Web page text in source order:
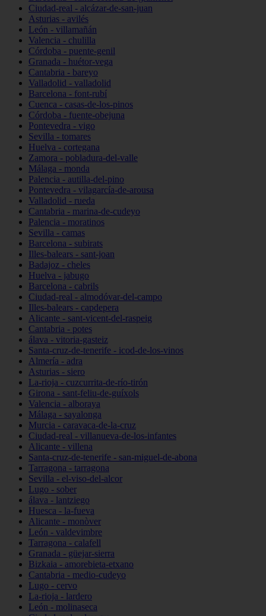
Ciudad-real - alcázar-de-san-juan
Asturias - avilés
León - villamañán
Valencia - chulilla
Córdoba - puente-genil
Granada - huétor-vega
Cantabria - bareyo
Valladolid - valladolid
Barcelona - font-rubí
Cuenca - casas-de-los-pinos
Córdoba - fuente-obejuna
Pontevedra - vigo
Sevilla - tomares
Huelva - cortegana
Zamora - pobladura-del-valle
Málaga - monda
Palencia - autilla-del-pino
Pontevedra - vilagarcía-de-arousa
Valladolid - rueda
Cantabria - marina-de-cudeyo
Palencia - moratinos
Sevilla - camas
Barcelona - subirats
Illes-balears - sant-joan
Badajoz - cheles
Huelva - jabugo
Barcelona - cabrils
Ciudad-real - almodóvar-del-campo
Illes-balears - capdepera
Alicante - sant-vicent-del-raspeig
Cantabria - potes
álava - vitoria-gasteiz
Santa-cruz-de-tenerife - icod-de-los-vinos
Almería - adra
Asturias - siero
La-rioja - cuzcurrita-de-río-tirón
Girona - sant-feliu-de-guíxols
Valencia - alboraya
Málaga - sayalonga
Murcia - caravaca-de-la-cruz
Ciudad-real - villanueva-de-los-infantes
Alicante - villena
Santa-cruz-de-tenerife - san-miguel-de-abona
Tarragona - tarragona
Sevilla - el-viso-del-alcor
Lugo - sober
álava - lantziego
Huesca - la-fueva
Alicante - monòver
León - valdevimbre
Tarragona - calafell
Granada - güejar-sierra
Bizkaia - amorebieta-etxano
Cantabria - medio-cudeyo
Lugo - cervo
La-rioja - lardero
León - molinaseca